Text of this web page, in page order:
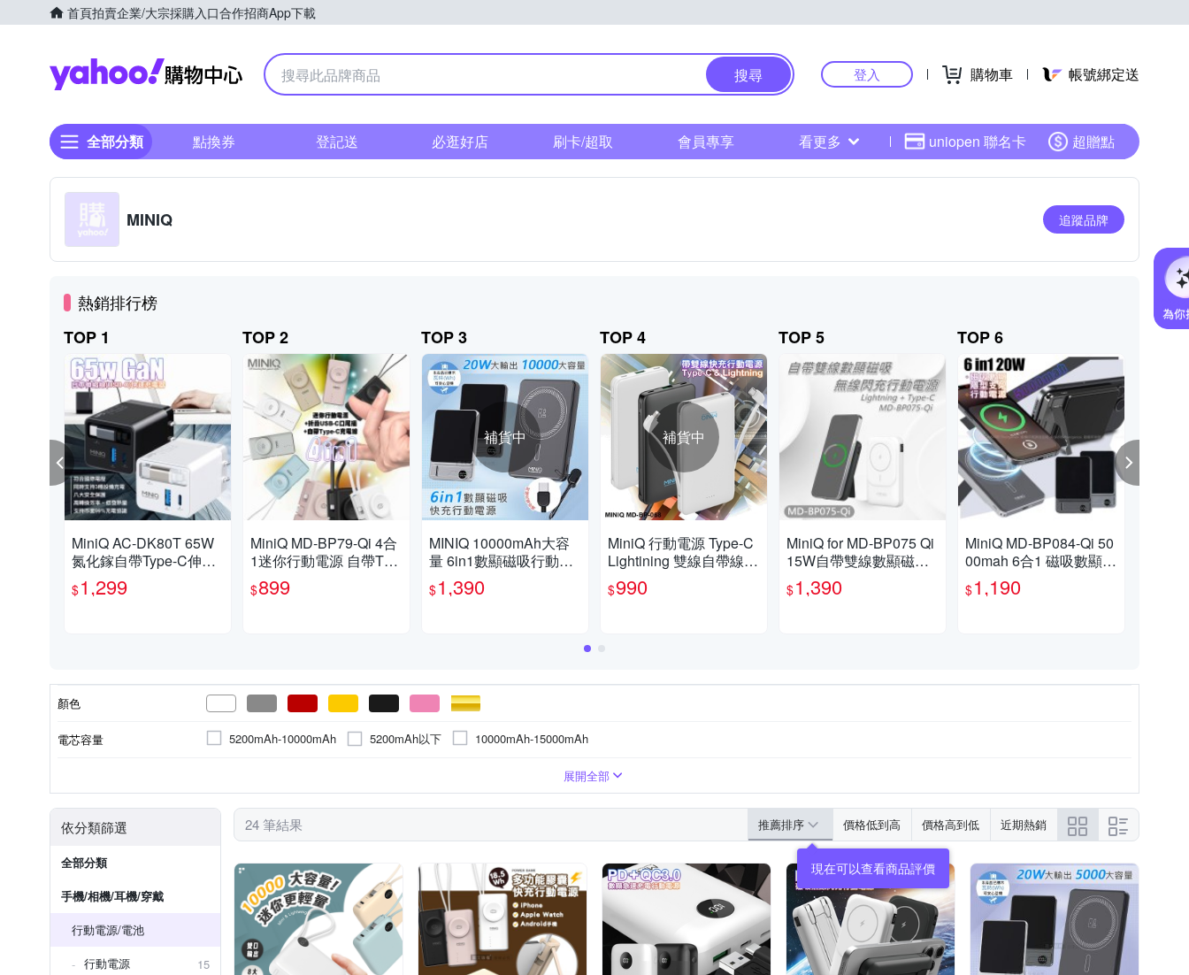
首頁拍賣企業/大宗採購入口合作招商App下載
Yahoo購物中心
搜尋 登入 購物車 帳號綁定送
全部分類 點換券 登記送 必逛好店 刷卡/超取 會員專享 看更多 uniopen 聯名卡 超贈點
MINIQ 追蹤品牌
熱銷排行榜
TOP 1
MiniQ AC-DK80T 65W
氮化鎵自帶Type-C伸縮
線 快速充電器
$1,299
TOP 2
MiniQ MD-BP79-Qi 4合
1迷你行動電源 自帶Typ
e-C充電線 加固式摺疊
充電頭
$899
TOP 3
補貨中
MINIQ 10000mAh大容
量 6in1數顯磁吸行動電
源 20W快充/隱型支架
$1,390
TOP 4
補貨中
MiniQ 行動電源 Type-C
Lightining 雙線自帶線P
D QC 18W 20W 快充 快
充行動電源 行動電源自
$990
TOP 5
MiniQ for MD-BP075 Qi
15W自帶雙線數顯磁吸
無線閃充行動電源
$1,390
TOP 6
MiniQ MD-BP084-Qi 50
00mah 6合1 磁吸數顯隱
型支架20W快充行動電
源
$1,190
顏色
電芯容量 5200mAh-10000mAh 5200mAh以下 10000mAh-15000mAh
展開全部
依分類篩選
全部分類
手機/相機/耳機/穿戴
行動電源/電池
行動電源
15
24 筆結果 推薦排序 價格低到高 價格高到低 近期熱銷